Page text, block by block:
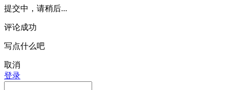
提交中，请稍后...
评论成功
写点什么吧
取消
登录